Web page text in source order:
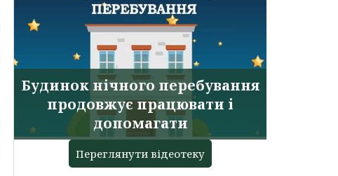
Будинок нічного перебування
продовжує працювати і
допомагати
Переглянути відеотеку